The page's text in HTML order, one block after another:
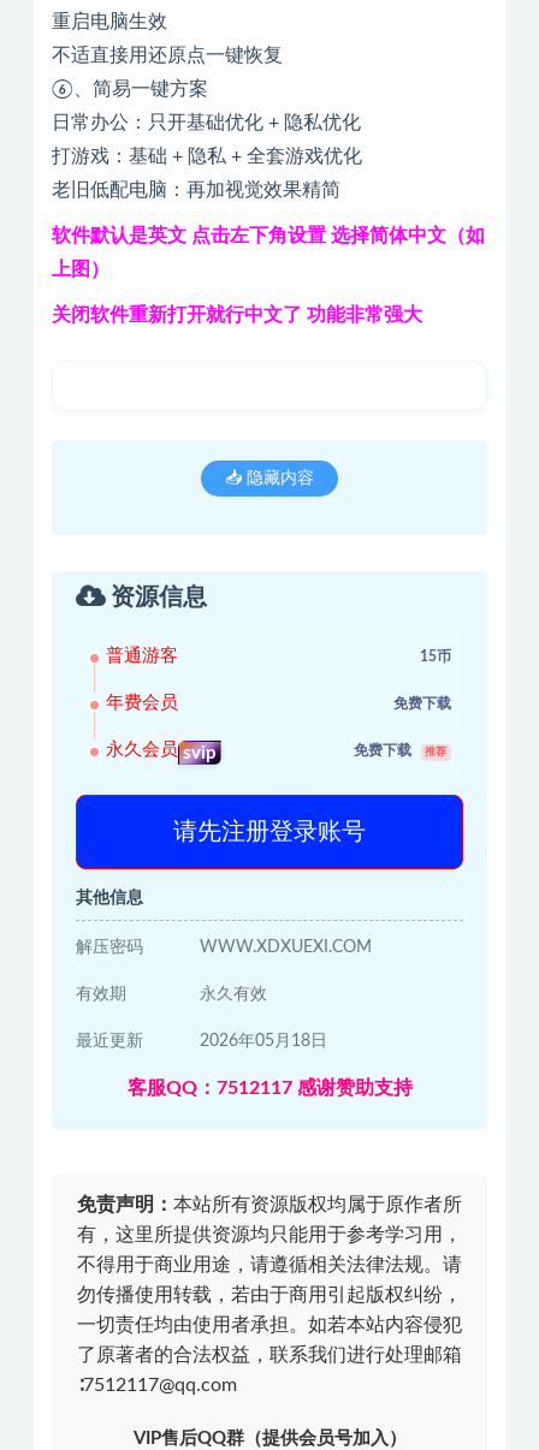
重启电脑生效
不适直接用还原点一键恢复
⑥、简易一键方案
日常办公：只开基础优化 + 隐私优化
打游戏：基础 + 隐私 + 全套游戏优化
老旧低配电脑：再加视觉效果精简
软件默认是英文 点击左下角设置 选择简体中文（如
上图）
关闭软件重新打开就行中文了 功能非常强大
📥 隐藏内容
资源信息
普通游客 15币
年费会员 免费下载
永久会员 svip 免费下载 推荐
请先注册登录账号
其他信息
解压密码 WWW.XDXUEXI.COM
有效期 永久有效
最近更新 2026年05月18日
客服QQ：7512117 感谢赞助支持
免责声明： 本站所有资源版权均属于原作者所
有，这里所提供资源均只能用于参考学习用，
不得用于商业用途，请遵循相关法律法规。请
勿传播使用转载，若由于商用引起版权纠纷，
一切责任均由使用者承担。如若本站内容侵犯
了原著者的合法权益，联系我们进行处理邮箱
∶7512117@qq.com
VIP售后QQ群（提供会员号加入）